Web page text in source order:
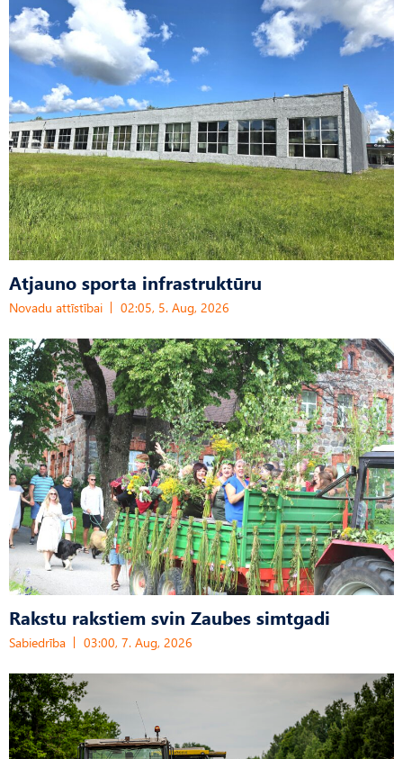
Atjauno sporta infrastruktūru
Novadu attīstībai 02:05, 5. Aug, 2026
Rakstu rakstiem svin Zaubes simtgadi
Sabiedrība 03:00, 7. Aug, 2026